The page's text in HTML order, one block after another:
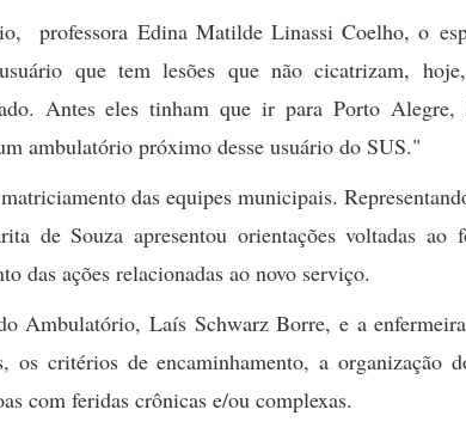
professora Edina Matilde Linassi Coelho, o
que tem lesões que não cicatrizam,
Antes eles tinham que ir para Porto Alegre,
ambulatório próximo desse usuário do SUS."
das equipes municipais.
de Souza apresentou orientações voltadas ao
das ações relacionadas ao novo serviço.
Ambulatório, Laís Schwarz Borre, e a
os critérios de encaminhamento, a organização
com feridas crônicas e/ou complexas.